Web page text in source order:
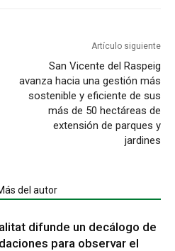
Artículo siguiente
San Vicente del Raspeig
avanza hacia una gestión más
sostenible y eficiente de sus
más de 50 hectáreas de
extensión de parques y
jardines
del autor
difunde un decálogo de
para observar el